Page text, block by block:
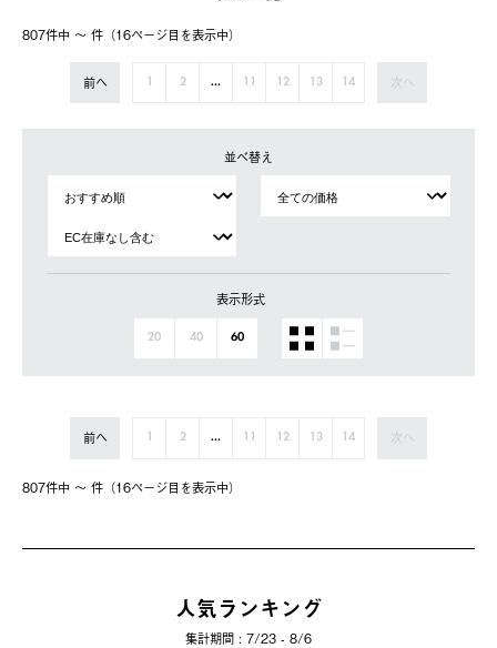
807件中 〜 件（16ページ⽬を表⽰中）
前へ 2 ... 12 13 14 次へ
並べ替え
表示形式
20 40 60
807件中 〜 件（16ページ⽬を表⽰中）
前へ 1 2 ... 11 12 13 14 次へ
人気ランキング
集計期間 : 7/23 - 8/6